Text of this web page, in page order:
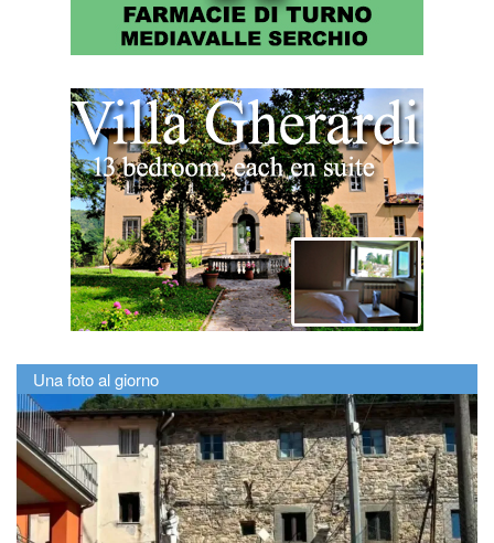
Una foto al giorno